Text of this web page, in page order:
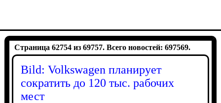
Страница 62754 из 69757. Всего новостей: 697569.
Bild: Volkswagen планирует
сократить до 120 тыс. рабочих
мест